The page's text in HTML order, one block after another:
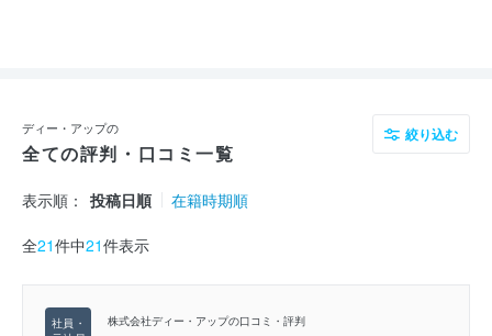
ディー・アップの
全ての評判・口コミ一覧
絞り込む
表示順： 投稿日順 在籍時期順
全21件中21件表示
株式会社ディー・アップの口コミ・評判